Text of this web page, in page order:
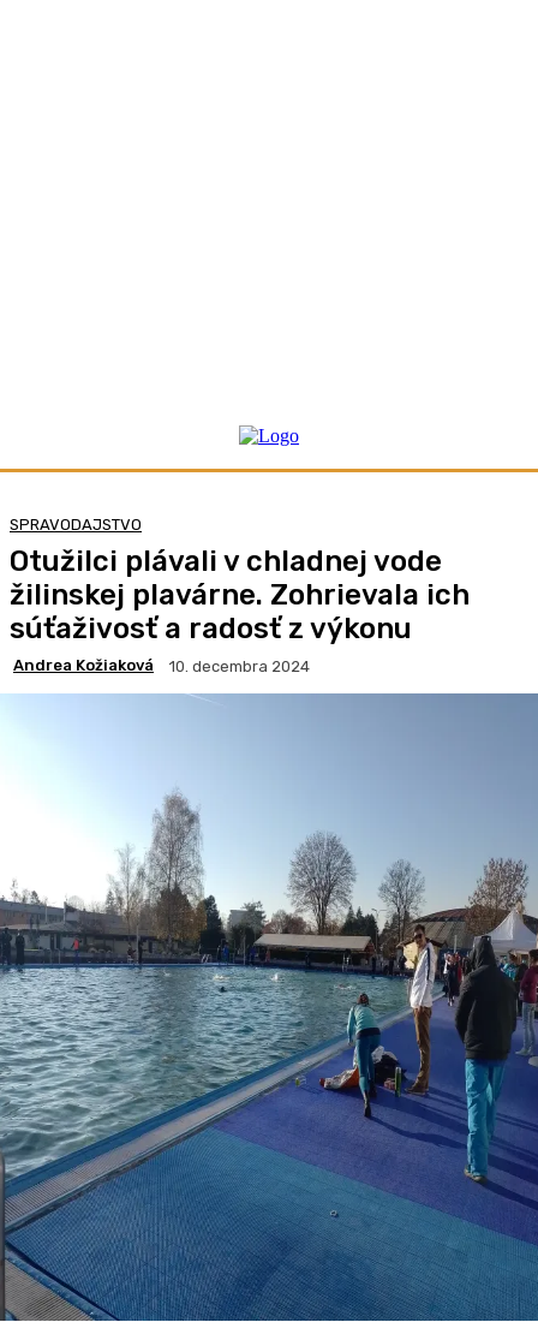
SPRAVODAJSTVO
Otužilci plávali v chladnej vode
žilinskej plavárne. Zohrievala ich
súťaživosť a radosť z výkonu
Andrea Kožiaková 10. decembra 2024